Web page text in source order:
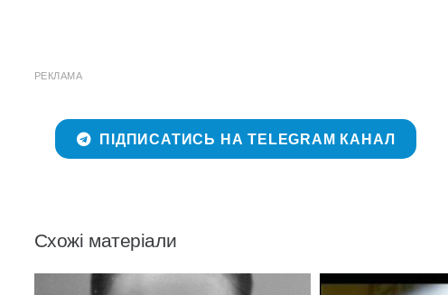
РЕКЛАМА
ПІДПИСАТИСЬ НА TELEGRAM КАНАЛ
Схожі матеріали